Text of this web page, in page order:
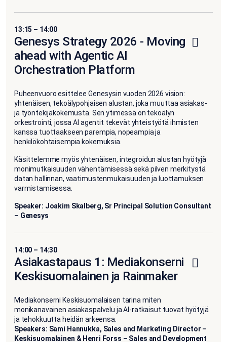
13:15 – 14:00
Genesys Strategy 2026 - Moving
ahead with Agentic AI
Orchestration Platform
Puheenvuoro esittelee Genesysin vuoden 2026 vision:
yhtenäisen, tekoälypohjaisen alustan, joka muuttaa asiakas-
ja työntekijäkokemusta. Sen ytimessä on tekoälyn
orkestrointi, jossa AI agentit tekevät yhteistyötä ihmisten
kanssa tuottaakseen parempia, nopeampia ja
henkilökohtaisempia kokemuksia.
Käsittelemme myös yhtenäisen, integroidun alustan hyötyjä
monimutkaisuuden vähentämisessä sekä pilven merkitystä
datan hallinnan, vaatimustenmukaisuuden ja luottamuksen
varmistamisessa.
Speaker: Joakim Skalberg, Sr Principal Solution Consultant
– Genesys
14:00 – 14:30
Asiakastapaus 1: Mediakonserni
Keskisuomalainen ja Rainmaker
Mediakonserni Keskisuomalaisen tarina miten
monikanavainen asiakaspalvelu ja AI-ratkaisut tuovat hyötyjä
ja tehokkuutta heidän arkeensa.
Speakers: Sami Hannukka, Sales and Marketing Director –
Keskisuomalainen & Henri Forss – Sales and Development